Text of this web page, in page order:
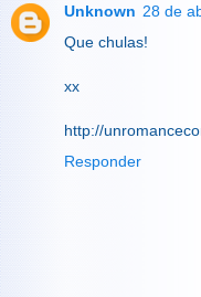
Unknown 28 de
Que chulas!
xx
http://
Responder